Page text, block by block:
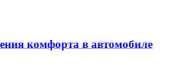
в автомобиле